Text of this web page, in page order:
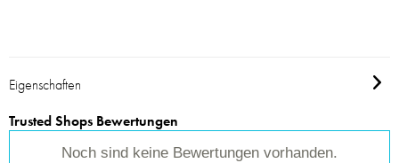
Eigenschaften
Trusted Shops Bewertungen
Noch sind keine Bewertungen vorhanden.